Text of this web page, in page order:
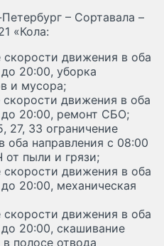
– Сортавала –
«Кола:
движения в оба
20:00, уборка
и мусора;
движения в оба
до 20:00, ремонт СБО;
27, 33 ограничение
оба направления с 08:00
пыли и грязи;
движения в оба
20:00, механическая
движения в оба
20:00, скашивание
полосе отвода